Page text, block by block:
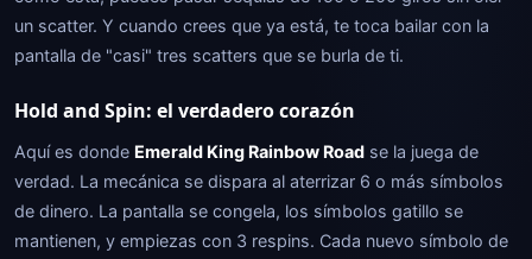
un scatter. Y cuando crees que ya está, te toca bailar con la
pantalla de "casi" tres scatters que se burla de ti.
Hold and Spin: el verdadero corazón
Aquí es donde Emerald King Rainbow Road se la juega de
verdad. La mecánica se dispara al aterrizar 6 o más símbolos
de dinero. La pantalla se congela, los símbolos gatillo se
mantienen, y empiezas con 3 respins. Cada nuevo símbolo de